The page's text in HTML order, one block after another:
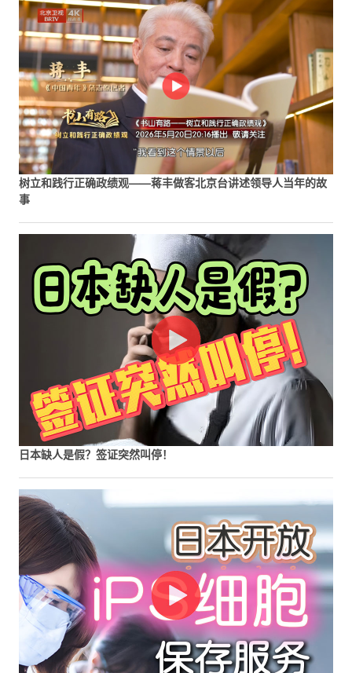
树立和践行正确政绩观——蒋丰做客北京台讲述领导人当年的故
事
日本缺人是假？签证突然叫停！